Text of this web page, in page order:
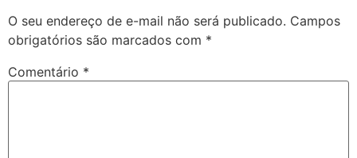
O seu endereço de e-mail não será publicado. Campos
obrigatórios são marcados com *
Comentário *